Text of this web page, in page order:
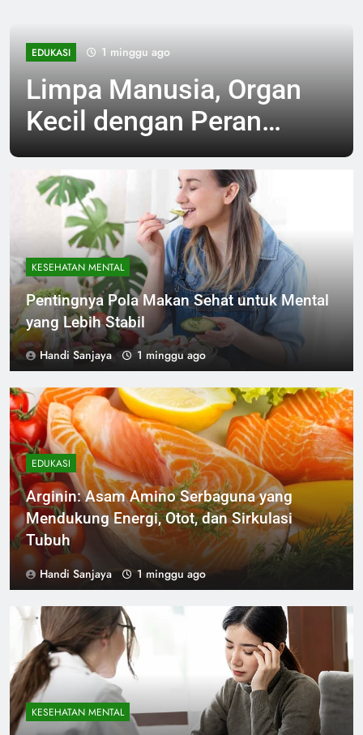
EDUKASI 1 minggu ago
Limpa Manusia, Organ
Kecil dengan Peran
Besar bagi Sistem
Kekebalan Tubuh
KESEHATAN MENTAL
Pentingnya Pola Makan Sehat untuk Mental
yang Lebih Stabil
Handi Sanjaya 1 minggu ago
EDUKASI
Arginin: Asam Amino Serbaguna yang
Mendukung Energi, Otot, dan Sirkulasi
Tubuh
Handi Sanjaya 1 minggu ago
KESEHATAN MENTAL